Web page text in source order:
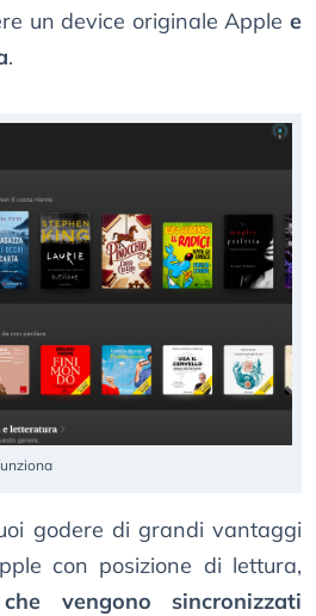
un device originale Apple e
.
godere di grandi vantaggi
con posizione di lettura,
che vengono sincronizzati